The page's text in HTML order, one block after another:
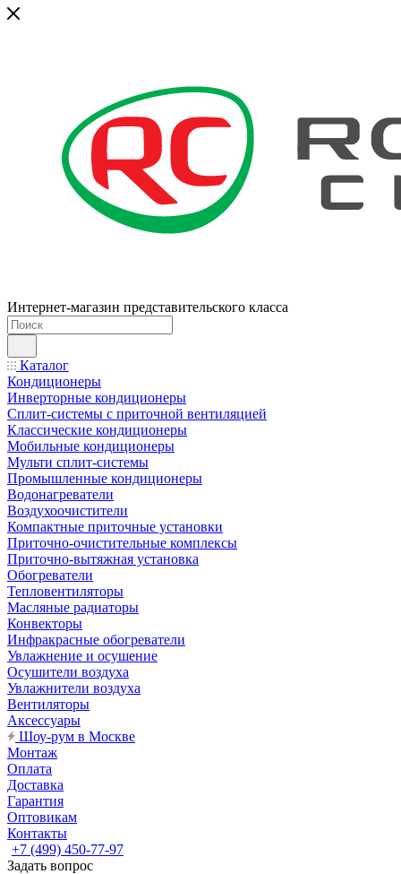
Интернет-магазин представительского класса
Каталог
Кондиционеры
Инверторные кондиционеры
Сплит-системы с приточной вентиляцией
Классические кондиционеры
Мобильные кондиционеры
Мульти сплит-системы
Промышленные кондиционеры
Водонагреватели
Воздухоочистители
Компактные приточные установки
Приточно-очистительные комплексы
Приточно-вытяжная установка
Обогреватели
Тепловентиляторы
Масляные радиаторы
Конвекторы
Инфракрасные обогреватели
Увлажнение и осушение
Осушители воздуха
Увлажнители воздуха
Вентиляторы
Аксессуары
Шоу-рум в Москве
Монтаж
Оплата
Доставка
Гарантия
Оптовикам
Контакты
+7 (499) 450-77-97
Задать вопрос